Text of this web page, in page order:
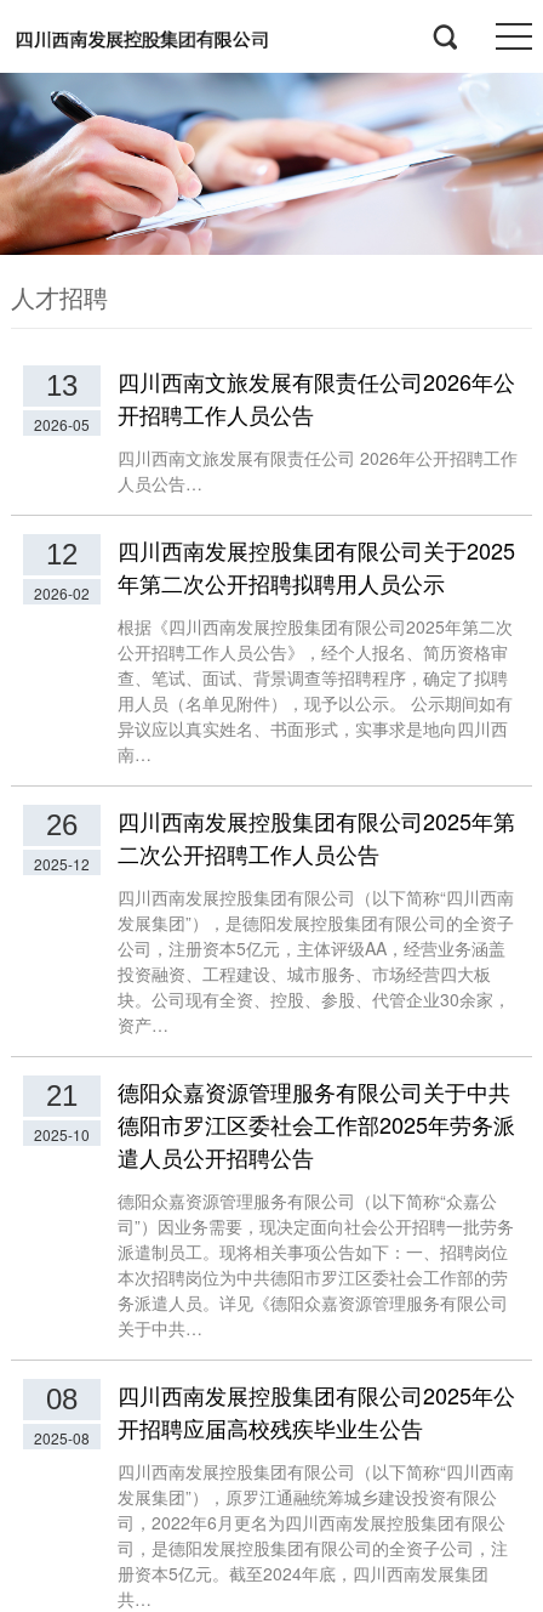
人才招聘
13
2026-05
四川西南文旅发展有限责任公司2026年公
开招聘工作人员公告
四川西南文旅发展有限责任公司 2026年公开招聘工作
人员公告…
12
2026-02
四川西南发展控股集团有限公司关于2025
年第二次公开招聘拟聘用人员公示
根据《四川西南发展控股集团有限公司2025年第二次
公开招聘工作人员公告》，经个人报名、简历资格审
查、笔试、面试、背景调查等招聘程序，确定了拟聘
用人员（名单见附件），现予以公示。 公示期间如有
异议应以真实姓名、书面形式，实事求是地向四川西
南…
26
2025-12
四川西南发展控股集团有限公司2025年第
二次公开招聘工作人员公告
四川西南发展控股集团有限公司（以下简称“四川西南
发展集团”），是德阳发展控股集团有限公司的全资子
公司，注册资本5亿元，主体评级AA，经营业务涵盖
投资融资、工程建设、城市服务、市场经营四大板
块。公司现有全资、控股、参股、代管企业30余家，
资产…
21
2025-10
德阳众嘉资源管理服务有限公司关于中共
德阳市罗江区委社会工作部2025年劳务派
遣人员公开招聘公告
德阳众嘉资源管理服务有限公司（以下简称“众嘉公
司”）因业务需要，现决定面向社会公开招聘一批劳务
派遣制员工。现将相关事项公告如下：一、招聘岗位
本次招聘岗位为中共德阳市罗江区委社会工作部的劳
务派遣人员。详见《德阳众嘉资源管理服务有限公司
关于中共…
08
2025-08
四川西南发展控股集团有限公司2025年公
开招聘应届高校残疾毕业生公告
四川西南发展控股集团有限公司（以下简称“四川西南
发展集团”），原罗江通融统筹城乡建设投资有限公
司，2022年6月更名为四川西南发展控股集团有限公
司，是德阳发展控股集团有限公司的全资子公司，注
册资本5亿元。截至2024年底，四川西南发展集团
共…